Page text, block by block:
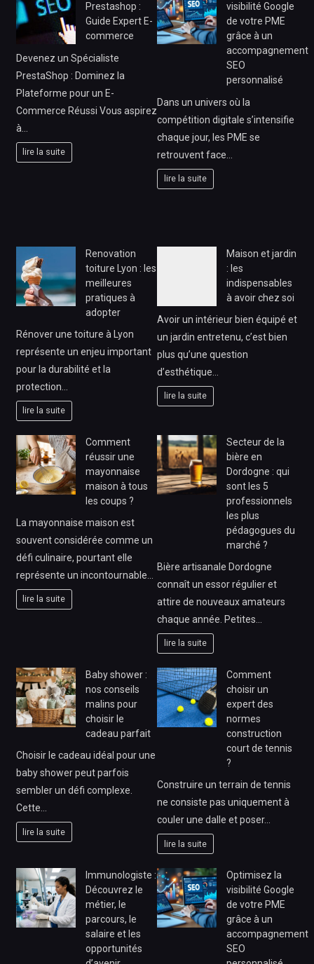
Prestashop :
Guide Expert E-
commerce
Devenez un Spécialiste
PrestaShop : Dominez la
Plateforme pour un E-
Commerce Réussi Vous aspirez
à…
lire la suite
visibilité Google
de votre PME
grâce à un
accompagnement
SEO
personnalisé
Dans un univers où la
compétition digitale s’intensifie
chaque jour, les PME se
retrouvent face…
lire la suite
Renovation
toiture Lyon : les
meilleures
pratiques à
adopter
Rénover une toiture à Lyon
représente un enjeu important
pour la durabilité et la
protection…
lire la suite
Maison et jardin
: les
indispensables
à avoir chez soi
Avoir un intérieur bien équipé et
un jardin entretenu, c’est bien
plus qu’une question
d’esthétique…
lire la suite
Comment
réussir une
mayonnaise
maison à tous
les coups ?
La mayonnaise maison est
souvent considérée comme un
défi culinaire, pourtant elle
représente un incontournable…
lire la suite
Secteur de la
bière en
Dordogne : qui
sont les 5
professionnels
les plus
pédagogues du
marché ?
Bière artisanale Dordogne
connaît un essor régulier et
attire de nouveaux amateurs
chaque année. Petites…
lire la suite
Baby shower :
nos conseils
malins pour
choisir le
cadeau parfait
Choisir le cadeau idéal pour une
baby shower peut parfois
sembler un défi complexe.
Cette…
lire la suite
Comment
choisir un
expert des
normes
construction
court de tennis
?
Construire un terrain de tennis
ne consiste pas uniquement à
couler une dalle et poser…
lire la suite
Immunologiste :
Découvrez le
métier, le
parcours, le
salaire et les
opportunités
Optimisez la
visibilité Google
de votre PME
grâce à un
accompagnement
SEO